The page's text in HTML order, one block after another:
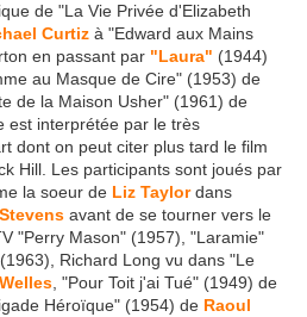
de "La Vie Privée d'Elizabeth
Curtiz à "Edward aux Mains
en passant par "Laura" (1944)
au Masque de Cire" (1953) de
de la Maison Usher" (1961) de
est interprétée par le très
dont on peut citer plus tard le film
Hill. Les participants sont joués par
la soeur de Liz Taylordans
avant de se tourner vers le
"Perry Mason" (1957), "Laramie"
Richard Long vu dans "Le
, "Pour Toit j'ai Tué" (1949) de
Héroïque" (1954) de Raoul